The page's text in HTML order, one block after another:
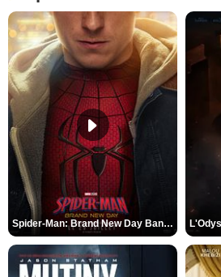
Spider-Man: Brand New Day Bande-annonce VO STFR